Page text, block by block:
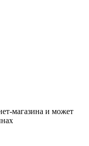
магазина и может